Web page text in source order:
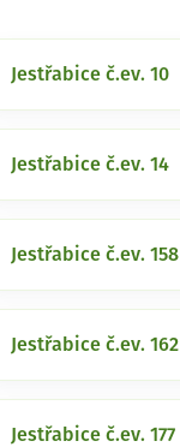
Jestřabice č.ev. 10
Jestřabice č.ev. 14
Jestřabice č.ev. 158
Jestřabice č.ev. 162
Jestřabice č.ev. 177